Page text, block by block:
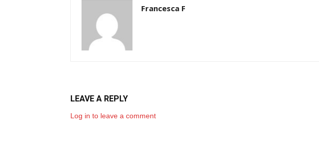
Francesca F
LEAVE A REPLY
Log in to leave a comment